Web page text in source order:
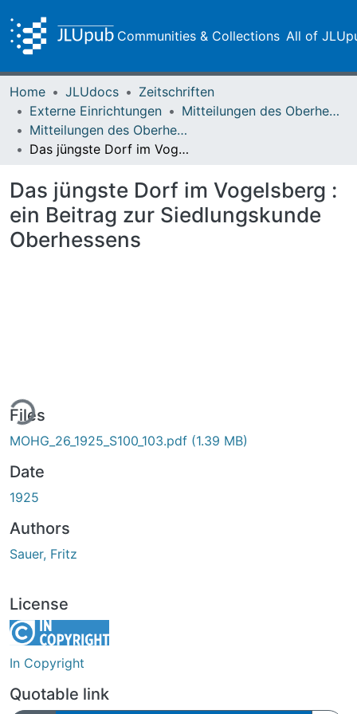
Communities & Collections All of
Home JLUdocs
Zeitschriften
Externe Einrichtungen
Mitteilungen des Oberhessischen Geschichtsvereins Gießen
Mitteilungen des Oberhessischen Geschichtsvereins Gießen Vol. 026 (1925)
Das jüngste Dorf im Vogelsberg : ein Beitrag zur Siedlungskunde Oberhessens
Das jüngste Dorf im Vogelsberg :
ein Beitrag zur Siedlungskunde
Oberhessens
Files
MOHG_26_1925_S100_103.pdf (1.39 MB)
Date
1925
Authors
Sauer, Fritz
License
In Copyright
Quotable link